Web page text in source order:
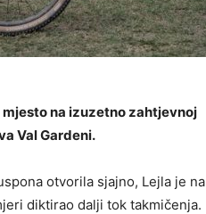
na izuzetno zahtjevnoj
Val Gardeni.
otvorila sjajno, Lejla je na
diktirao dalji tok takmičenja.